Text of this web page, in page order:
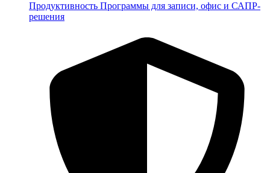
Продуктивность Программы для записи, офис и САПР-
решения